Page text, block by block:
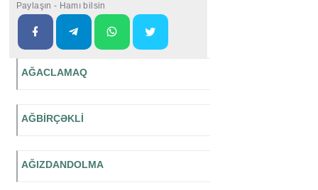
Paylaşın - Hamı bilsin
AĞACLAMAQ
AĞBİRÇƏKLİ
AĞIZDANDOLMA